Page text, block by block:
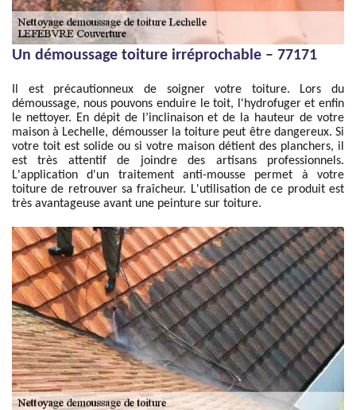
Un démoussage toiture irréprochable – 77171
Il est précautionneux de soigner votre toiture. Lors du
démoussage, nous pouvons enduire le toit, l'hydrofuger et enfin
le nettoyer. En dépit de l’inclinaison et de la hauteur de votre
maison à Lechelle, démousser la toiture peut être dangereux. Si
votre toit est solide ou si votre maison détient des planchers, il
est très attentif de joindre des artisans professionnels.
L'application d'un traitement anti-mousse permet à votre
toiture de retrouver sa fraîcheur. L'utilisation de ce produit est
très avantageuse avant une peinture sur toiture.